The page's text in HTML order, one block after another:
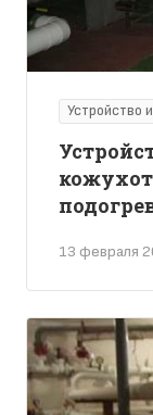
Устройство
13 февраля